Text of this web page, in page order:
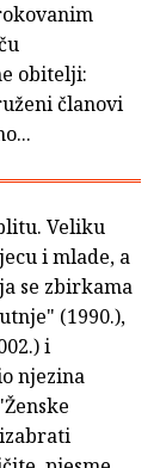
obitelji:
članovi
Veliku
i mlade, a
se zbirkama
(1990.),
i
njezina